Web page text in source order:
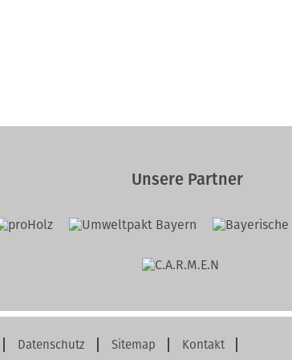
Unsere Partner
Datenschutz Sitemap Kontakt